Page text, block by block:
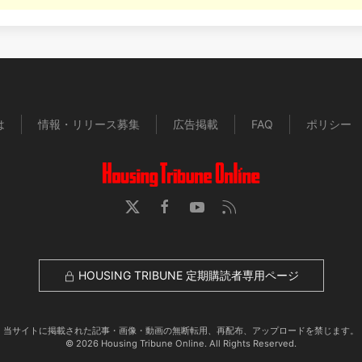
情報・リリース募集 広告掲載 FAQ ポリシー
HOUSING TRIBUNE 定期購読者専用ページ
当サイトに掲載された記事・画像・動画の無断転用、再配布、アップロードを禁じます。
© 2026 Housing Tribune Online. All Rights Reserved.